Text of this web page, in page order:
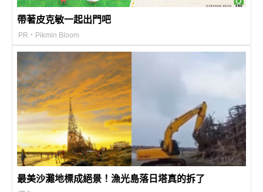
帶著皮克敏一起出門吧
PR・Pikmin Bloom
最美沙灘地標成絕景！漁光島落日塔真的拆了